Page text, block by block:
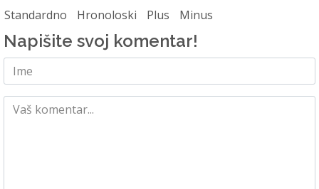
Standardno Hronoloski Plus Minus
Napišite svoj komentar!